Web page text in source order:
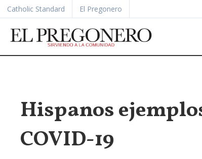
Catholic Standard El Pregonero
Hispanos
COVID-19